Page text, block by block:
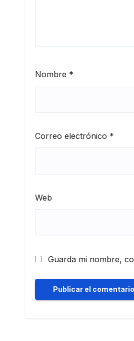
Nombre *
Correo electrónico *
Web
Guarda mi nombre,